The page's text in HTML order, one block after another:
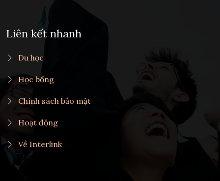
Liên kết nhanh
Du học
Học bổng
Chính sách bảo mật
Hoạt động
Về Interlink